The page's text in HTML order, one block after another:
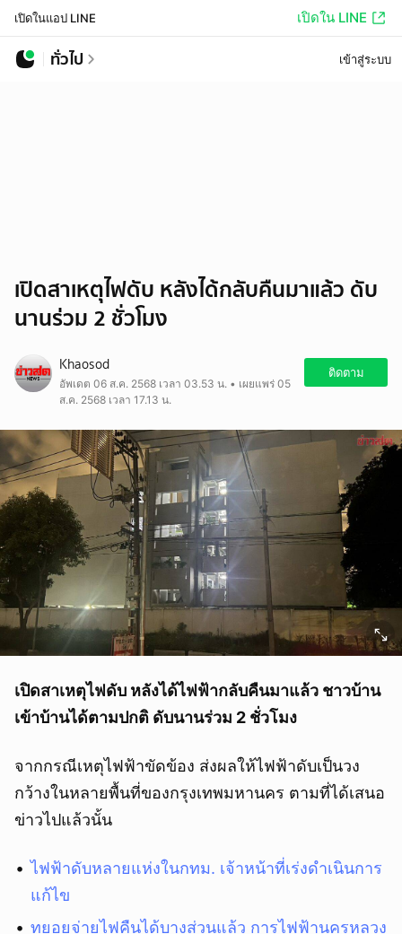
เปิดในแอป LINE เปิดใน LINE
ทั่วไป เข้าสู่ระบบ
เปิดสาเหตุไฟดับ หลังได้กลับคืนมาแล้ว ดับ
นานร่วม 2 ชั่วโมง
Khaosod
อัพเดต 06 ส.ค. 2568 เวลา 03.53 น. • เผยแพร่ 05
ส.ค. 2568 เวลา 17.13 น.
ติดตาม
เปิดสาเหตุไฟดับ หลังได้ไฟฟ้ากลับคืนมาแล้ว ชาวบ้าน
เข้าบ้านได้ตามปกติ ดับนานร่วม 2 ชั่วโมง
จากกรณีเหตุไฟฟ้าขัดข้อง ส่งผลให้ไฟฟ้าดับเป็นวง
กว้างในหลายพื้นที่ของกรุงเทพมหานคร ตามที่ได้เสนอ
ข่าวไปแล้วนั้น
ไฟฟ้าดับหลายแห่งในกทม. เจ้าหน้าที่เร่งดำเนินการ
แก้ไข
ทยอยจ่ายไฟคืนได้บางส่วนแล้ว การไฟฟ้านครหลวง